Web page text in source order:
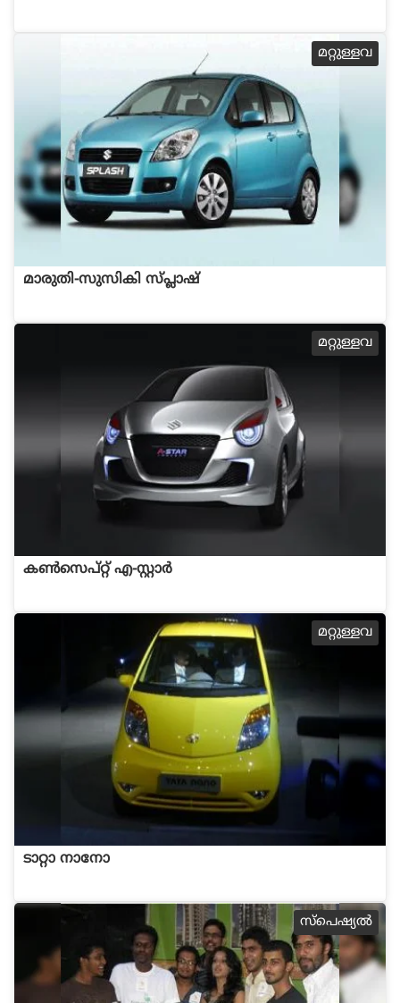
മറ്റുള്ളവ
മാരുതി-സുസികി സ്പ്ലാഷ്
മറ്റുള്ളവ
കണ്‍സെപ്റ്റ് എ-സ്റ്റാര്‍
മറ്റുള്ളവ
ടാറ്റാ നാനോ
സ്പെഷ്യല്‍